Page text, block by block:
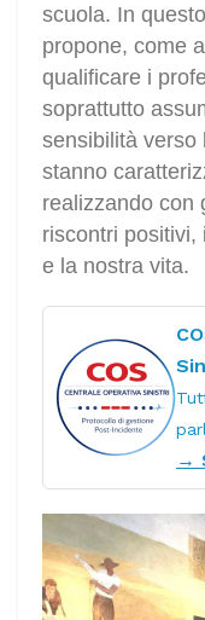
scuola. In
propone, come
qualificare i
soprattutto
sensibilità verso
stanno
realizzando con
riscontri positivi,
e la nostra vita.
→